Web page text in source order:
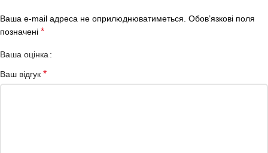
Ваша e-mail адреса не оприлюднюватиметься. Обов’язкові поля
позначені *
Ваша оцінка
Ваш відгук *